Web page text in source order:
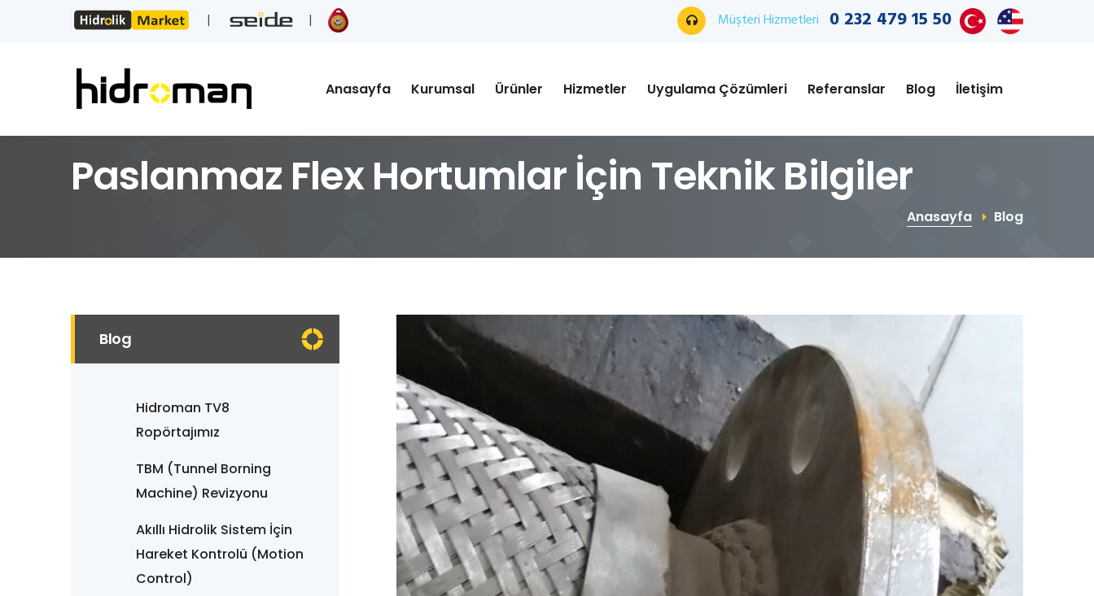
Müşteri Hizmetleri 0 232 479 15 50
Anasayfa Kurumsal Ürünler Hizmetler Uygulama Çözümleri Referanslar Blog İletişim
Paslanmaz Flex Hortumlar İçin Teknik Bilgiler
Anasayfa Blog
Blog
Hidroman TV8
Ropörtajımız
TBM (Tunnel Borning
Machine) Revizyonu
Akıllı Hidrolik Sistem İçin
Hareket Kontrolü (Motion
Control)